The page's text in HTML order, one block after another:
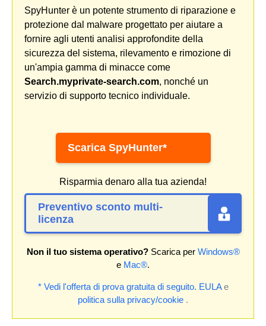
SpyHunter è un potente strumento di riparazione e
protezione dal malware progettato per aiutare a
fornire agli utenti analisi approfondite della
sicurezza del sistema, rilevamento e rimozione di
un'ampia gamma di minacce come
Search.myprivate-search.com, nonché un
servizio di supporto tecnico individuale.
Scarica SpyHunter*
Risparmia denaro alla tua azienda!
Preventivo sconto multi-
licenza
Non il tuo sistema operativo?Scarica per Windows®
e Mac®.
* Vedi l'offerta di prova gratuita di seguito. EULAe
politica sulla privacy/cookie .